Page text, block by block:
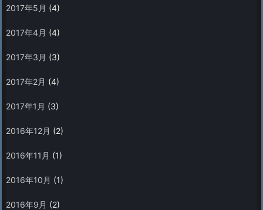
2017年5月 (4)
2017年4月 (4)
2017年3月 (3)
2017年2月 (4)
2017年1月 (3)
2016年12月 (2)
2016年11月 (1)
2016年10月 (1)
2016年9月 (2)